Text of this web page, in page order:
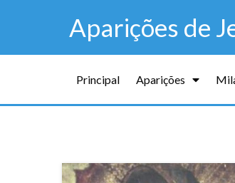
Aparições de
Principal Aparições